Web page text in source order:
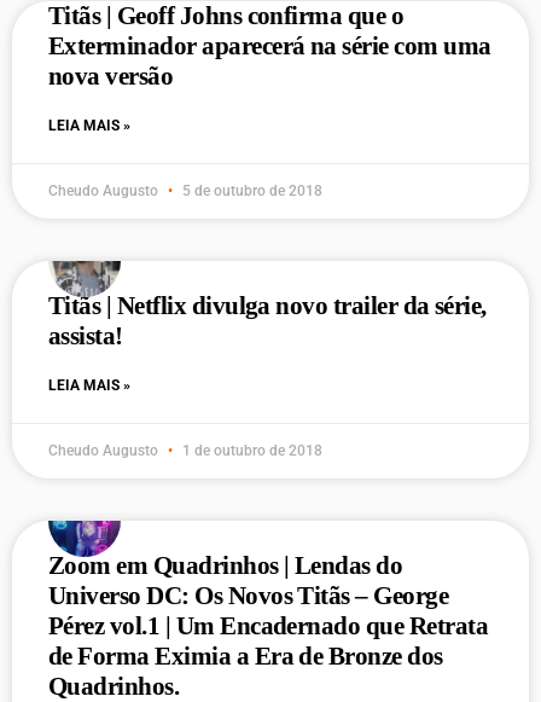
Titãs | Geoff Johns confirma que o
Exterminador aparecerá na série com uma
nova versão
LEIA MAIS »
Cheudo Augusto 5 de outubro de 2018
Titãs | Netflix divulga novo trailer da série,
assista!
LEIA MAIS »
Cheudo Augusto 1 de outubro de 2018
Zoom em Quadrinhos | Lendas do
Universo DC: Os Novos Titãs – George
Pérez vol.1 | Um Encadernado que Retrata
de Forma Eximia a Era de Bronze dos
Quadrinhos.